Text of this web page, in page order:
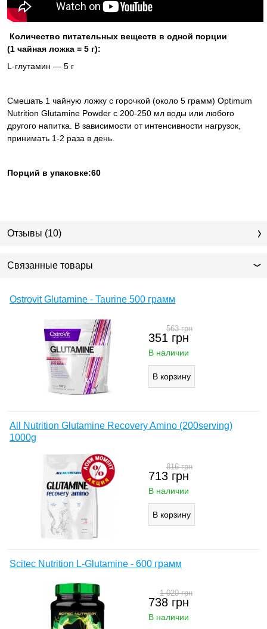
Количество питательных веществ в одной порции
(1 чайная ложка = 5 г):
L-глутамин — 5 г
Смешать 1 чайную ложку с горочкой (около 5 грамм) Optimum
Nutrition Glutamine Powder с 200-250 мл воды или любого
другого напитка. В зависимости от интенсивности нагрузок,
принимать 1-2 раза в день.
Порций в упаковке:60
Отзывы (10)
Связанные товары
Ostrovit Glutamine - Taurine 500 грамм
351 грн
563грн
В наличии
All Nutrition Glutamine Recovery Amino (200serving)
1000g
713 грн
816грн
В наличии
Scitec Nutrition L-Glutamine - 600 грамм
738 грн
1 020грн
В наличии